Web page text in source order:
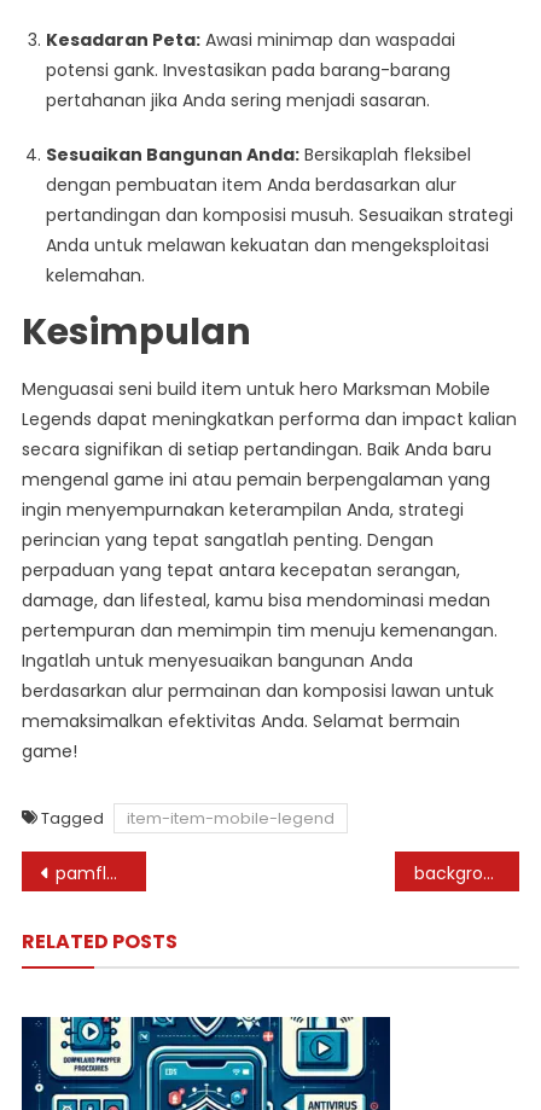
Kesadaran Peta:Awasi minimap dan waspadai
potensi gank. Investasikan pada barang-barang
pertahanan jika Anda sering menjadi sasaran.
Sesuaikan Bangunan Anda:Bersikaplah fleksibel
dengan pembuatan item Anda berdasarkan alur
pertandingan dan komposisi musuh. Sesuaikan strategi
Anda untuk melawan kekuatan dan mengeksploitasi
kelemahan.
Kesimpulan
Menguasai seni build item untuk hero Marksman Mobile
Legends dapat meningkatkan performa dan impact kalian
secara signifikan di setiap pertandingan. Baik Anda baru
mengenal game ini atau pemain berpengalaman yang
ingin menyempurnakan keterampilan Anda, strategi
perincian yang tepat sangatlah penting. Dengan
perpaduan yang tepat antara kecepatan serangan,
damage, dan lifesteal, kamu bisa mendominasi medan
pertempuran dan memimpin tim menuju kemenangan.
Ingatlah untuk menyesuaikan bangunan Anda
berdasarkan alur permainan dan komposisi lawan untuk
memaksimalkan efektivitas Anda. Selamat bermain
game!
Tagged item-item-mobile-legend
Post
pamflet mobile legend: Panduan Lengkap untuk Pemain Pemula background inspirasi desain polos mobile legends
RELATED POSTS